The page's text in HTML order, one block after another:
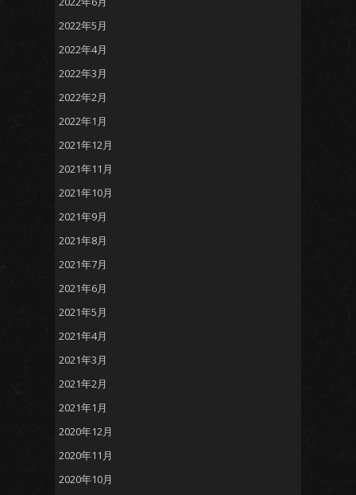
2022年5月
2022年4月
2022年3月
2022年2月
2022年1月
2021年12月
2021年11月
2021年10月
2021年9月
2021年8月
2021年7月
2021年6月
2021年5月
2021年4月
2021年3月
2021年2月
2021年1月
2020年12月
2020年11月
2020年10月